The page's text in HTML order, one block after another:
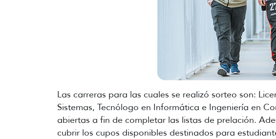
Las carreras para las cuales se realizó sorteo son:
Sistemas, Tecnólogo en Informática e Ingeniería en
abiertas a fin de completar las listas de prelación.
cubrir los cupos disponibles destinados para